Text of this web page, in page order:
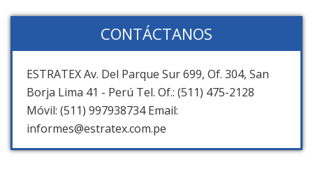
CONTÁCTANOS
ESTRATEX Av. Del Parque Sur 699, Of. 304, San
Borja Lima 41 - Perú Tel. Of.: (511) 475-2128
Móvil: (511) 997938734 Email:
informes@estratex.com.pe